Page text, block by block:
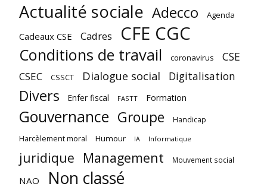
Actualité sociale Adecco Agenda
Cadeaux CSE Cadres CFE CGC
Conditions de travail coronavirus CSE
CSEC CSSCT Dialogue social Digitalisation
Divers Enfer fiscal FASTT Formation
Gouvernance Groupe Handicap
Harcèlement moral Humour IA Informatique
juridique Management Mouvement social
NAO Non classé